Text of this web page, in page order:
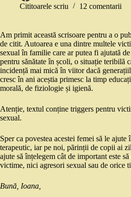
Cititoarele scriu
12 comentarii
Am primit această scrisoare pentru a o
de citit. Autoarea e una dintre multele
sexual în familie care ar putea fi ajutată
pentru sănătate în școli, o situație teribilă
incidență mai mică în viitor dacă
cresc în ani aceștia primesc la timp
morală, de fiziologie și igienă.
Atenție, textul conține triggers pentru
sexual.
Sper ca povestea acestei femei să le ajute
terapeutic, iar pe noi, părinții de copii ai
ajute să înțelegem cât de important este
victime, nici agresori sexual sau de orice
Bună, Ioana,